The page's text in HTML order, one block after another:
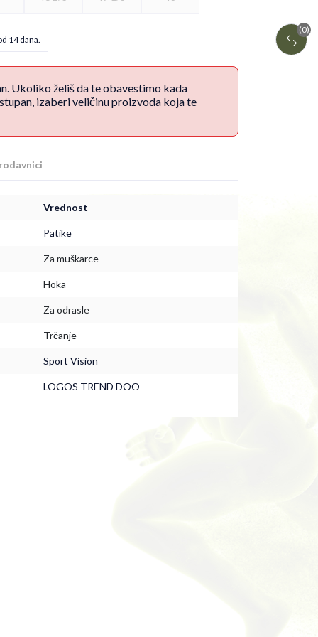
(0)
14 dana.
Ukoliko želiš da te obavestimo kada
izaberi veličinu proizvoda koja te
Vrednost
Patike
Za muškarce
Hoka
Za odrasle
Trčanje
Sport Vision
LOGOS TREND DOO